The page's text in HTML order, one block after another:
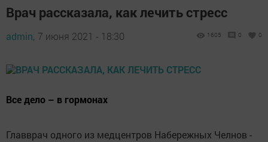
Врач рассказала, как лечить стресс
admin, 7 июня 2021 - 18:30 1605 0 0
Все дело – в гормонах
Главврач одного из медцентров Набережных Челнов -